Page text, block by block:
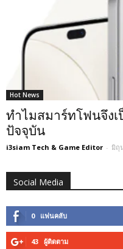
Hot News
ทำไมสมาร์ทโฟนจึง
ปัจจุบัน
i3siam Tech & Game Editor - มิถุ
Social Media
0 แฟนคลับ
43 ผู้ติดตาม